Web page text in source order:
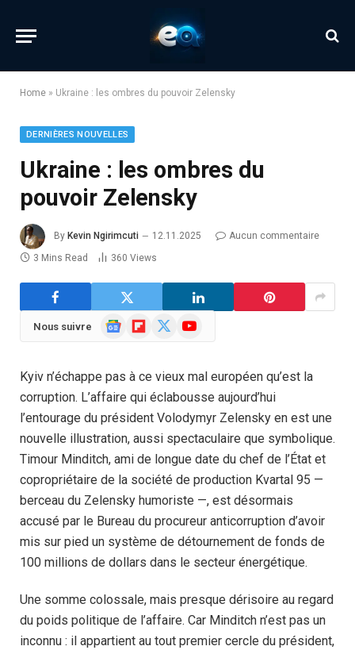
Home » Ukraine : les ombres du pouvoir Zelensky
DERNIÈRES NOUVELLES
Ukraine : les ombres du
pouvoir Zelensky
By Kevin Ngirimcuti 12.11.2025
Aucun commentaire
3 Mins Read
360 Views
Nous suivre
GoogleFlipboard YouTube
Kyiv n’échappe pas à ce vieux mal européen qu’est la
corruption. L’affaire qui éclabousse aujourd’hui
l’entourage du président Volodymyr Zelensky en est une
nouvelle illustration, aussi spectaculaire que symbolique.
Timour Minditch, ami de longue date du chef de l’État et
copropriétaire de la société de production Kvartal 95 —
berceau du Zelensky humoriste —, est désormais
accusé par le Bureau du procureur anticorruption d’avoir
mis sur pied un système de détournement de fonds de
100 millions de dollars dans le secteur énergétique.
Une somme colossale, mais presque dérisoire au regard
du poids politique de l’affaire. Car Minditch n’est pas un
inconnu : il appartient au tout premier cercle du président,